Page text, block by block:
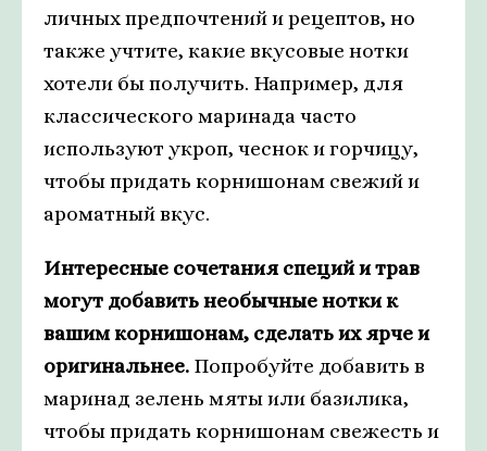
личных предпочтений и рецептов, но
также учтите, какие вкусовые нотки
хотели бы получить. Например, для
классического маринада часто
используют укроп, чеснок и горчицу,
чтобы придать корнишонам свежий и
ароматный вкус.
Интересные сочетания специй и трав
могут добавить необычные нотки к
вашим корнишонам, сделать их ярче и
оригинальнее. Попробуйте добавить в
маринад зелень мяты или базилика,
чтобы придать корнишонам свежесть и